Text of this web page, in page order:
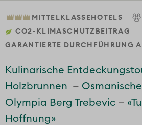
MITTELKLASSEHOTELS
CO2-KLIMASCHUTZBEITRAG
GARANTIERTE DURCHFÜHRUNG
Kulinarische
Holzbrunnen
Olympia Berg Trebevic
Hoffnung»